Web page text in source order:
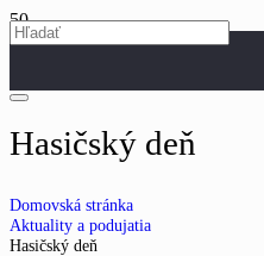
Hasičský deň
Domovská stránka
Aktuality a podujatia
Hasičský deň